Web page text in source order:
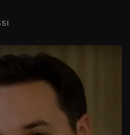
- Episode 2 : La Princesse Akhenaton
- Episode 3 : Les Quatre Saisons
- Episode 4 : Psyché ranimée par le baiser de l’Amour